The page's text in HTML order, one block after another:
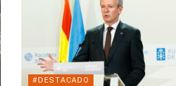
#DESTACADO